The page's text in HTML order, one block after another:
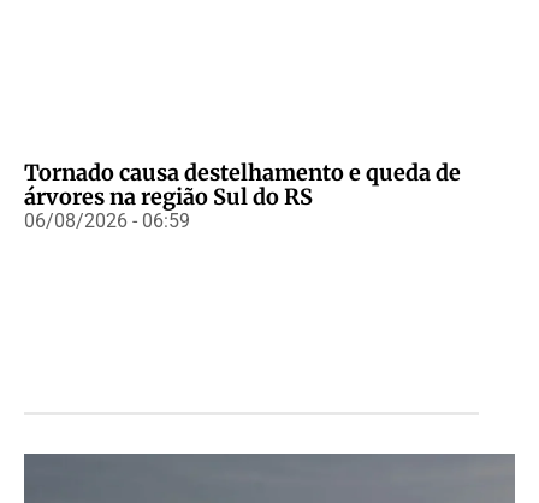
Tornado causa destelhamento e queda de
árvores na região Sul do RS
06/08/2026 - 06:59